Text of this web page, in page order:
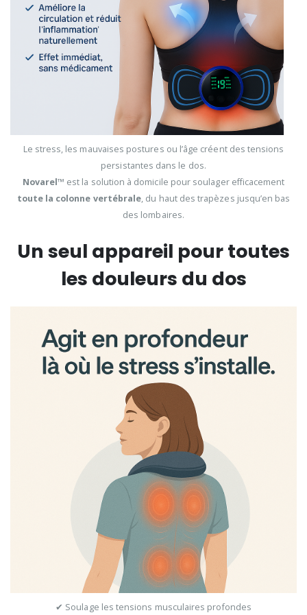
Le stress, les mauvaises postures ou l’âge créent des tensions
persistantes dans le dos.
Novarel™ est la solution à domicile pour soulager efficacement
toute la colonne vertébrale, du haut des trapèzes jusqu’en bas
des lombaires.
Un seul appareil pour toutes
les douleurs du dos
✔ Soulage les tensions musculaires profondes